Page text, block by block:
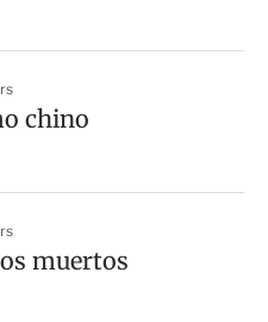
chino
muertos